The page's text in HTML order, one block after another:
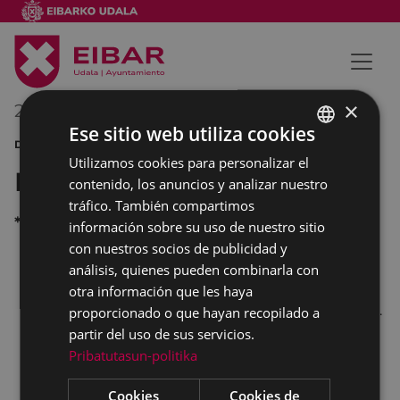
22/06/2014
DEPORTES FIESTAS INFANTIL TEATRO
Fiestas de San Juan
*
a las 08:00 horas, en la Plaza de toros,
embolados,con vaquillas del marqués de Saka.
a las 12:30 horas, en Untzaga, exhibición del
Club de Gimnasia Rítmica Ipurua
de 17:00 a 20:00 horas, en Untzaga,parque
BASQUE
SPANISH
×
Ese sitio web utiliza cookies
Utilizamos cookies para personalizar el
contenido, los anuncios y analizar nuestro
tráfico. También compartimos
información sobre su uso de nuestro sitio
con nuestros socios de publicidad y
análisis, quienes pueden combinarla con
otra información que les haya
proporcionado o que hayan recopilado a
partir del uso de sus servicios.
Pribatutasun-politika
Cookies
Cookies de